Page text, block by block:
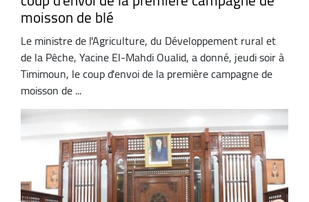
moisson de blé
Le ministre de l'Agriculture, du Développement rural et
de la Pêche, Yacine El-Mahdi Oualid, a donné, jeudi soir à
Timimoun, le coup d'envoi de la première campagne de
moisson de ...